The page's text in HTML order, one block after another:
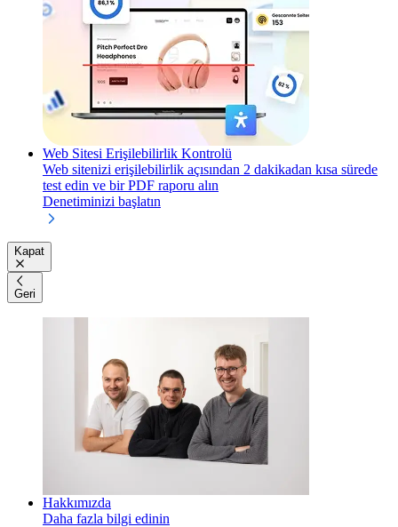
Web Sitesi Erişilebilirlik Kontrolü
Web sitenizi erişilebilirlik açısından 2 dakikadan kısa sürede
test edin ve bir PDF raporu alın
Denetiminizi başlatın
Kapat
Geri
Hakkımızda
Daha fazla bilgi edinin